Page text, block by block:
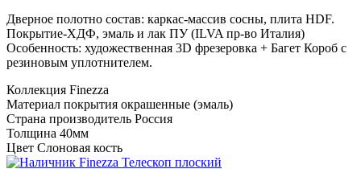
Дверное полотно состав: каркас-массив сосны, плита HDF.
Покрытие-ХДФ, эмаль и лак ПУ (ILVA пр-во Италия)
Особенность: художественная 3D фрезеровка + Багет Короб с
резиновым уплотнителем.
Коллекция Finezza
Материал покрытия окрашенные (эмаль)
Страна производитель Россия
Толщина 40мм
Цвет Слоновая кость